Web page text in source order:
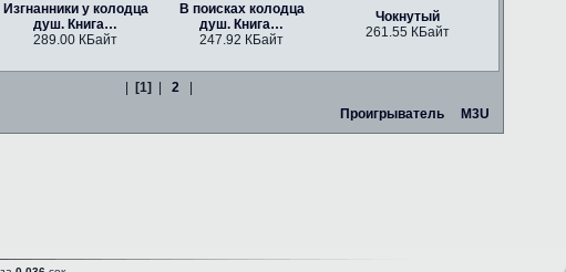
Изгнанники у колодца
душ. Книга…
289.00 КБайт
В поисках колодца
душ. Книга…
247.92 КБайт
Чокнутый
261.55 КБайт
[1] 2
Проигрыватель
M3U